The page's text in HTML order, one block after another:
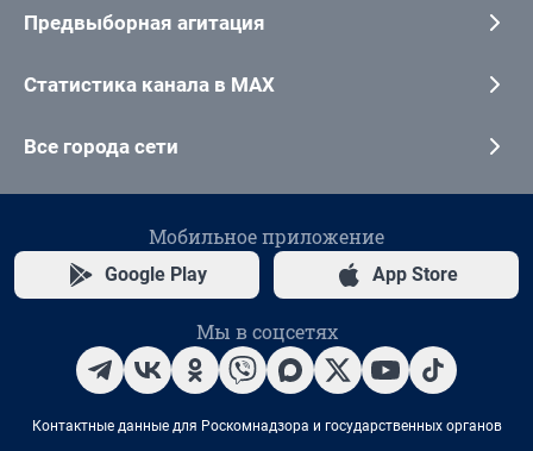
Предвыборная агитация
Статистика канала в MAX
Все города сети
Мобильное приложение
Google Play App Store
Мы в соцсетях
Контактные данные для Роскомнадзора и государственных органов